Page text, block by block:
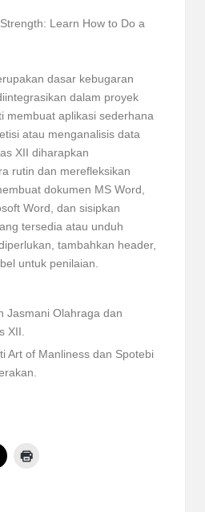
Learn How to Do a
dasar kebugaran
dalam proyek
membuat aplikasi sederhana
atau menganalisis data
XII diharapkan
rutin dan merefleksikan
dokumen MS Word,
Word, dan sisipkan
tersedia atau unduh
tambahkan header,
untuk penilaian.
Jasmani Olahraga dan
XII.
Art of Manliness dan Spotebi